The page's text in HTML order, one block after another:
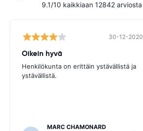
9.1/10 kaikkiaan 12842 arviosta
30-12-2020
Oikein hyvä
Henkilökunta on erittäin ystävällistä ja
ystävällistä.
MARC CHAMONARD